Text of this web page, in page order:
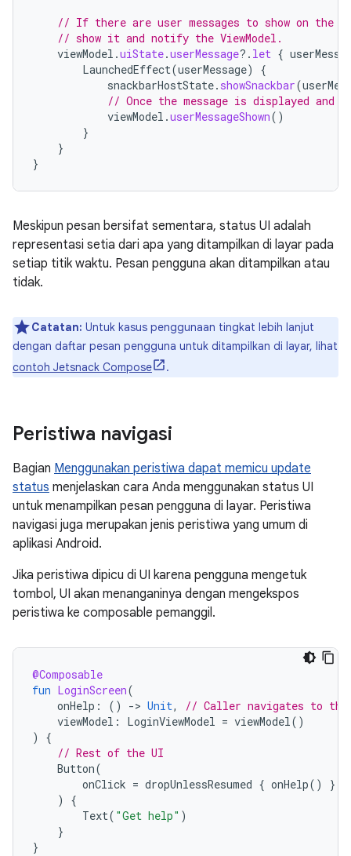
// If there are user messages to show on the
// show it and notify the ViewModel.
viewModel .uiState.userMessage?. let {
LaunchedEffect(userMessage)
{
snackbarHostState. showSnackbar(
// Once the message is displayed and
viewModel .userMessageShown()
}
}
}
Meskipun pesan bersifat sementara, status UI adalah
representasi setia dari apa yang ditampilkan di layar pada
setiap titik waktu. Pesan pengguna akan ditampilkan atau
tidak.
Catatan: Untuk kasus penggunaan tingkat lebih lanjut
dengan daftar pesan pengguna untuk ditampilkan di layar, lihat
contoh Jetsnack Compose
.
Peristiwa navigasi
Bagian Menggunakan peristiwa dapat memicu update
status menjelaskan cara Anda menggunakan status UI
untuk menampilkan pesan pengguna di layar. Peristiwa
navigasi juga merupakan jenis peristiwa yang umum di
aplikasi Android.
Jika peristiwa dipicu di UI karena pengguna mengetuk
tombol, UI akan menanganinya dengan mengekspos
peristiwa ke composable pemanggil.
@Composable
fun LoginScreen(
onHelp : () -> Unit,
// Caller navigates to the
viewModel : LoginViewModel = viewModel()
)
{
// Rest of the UI
Button(
onClick = dropUnlessResumed { onHelp()
}
)
{
Text( "Get help" )
}
}